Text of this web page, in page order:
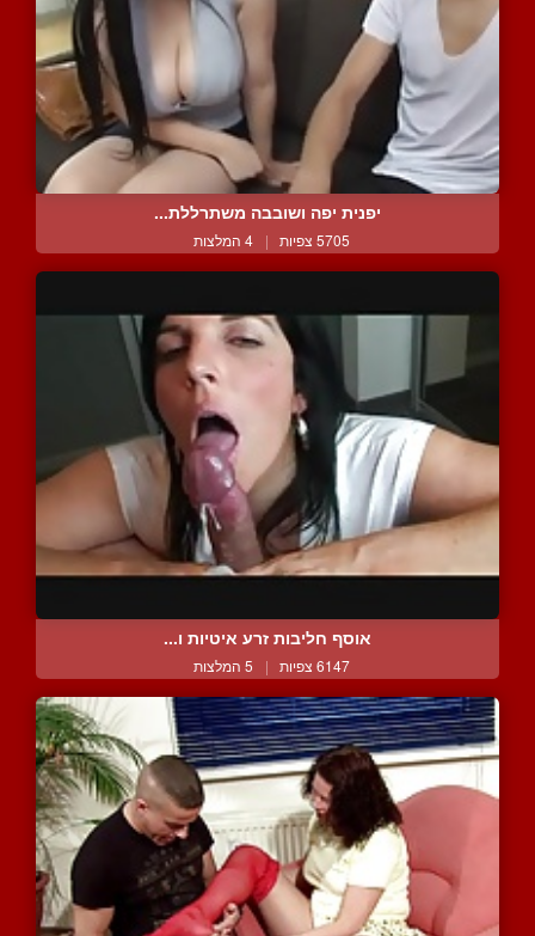
יפנית יפה ושובבה משתרללת...
5705 צפיות | 4 המלצות
אוסף חליבות זרע איטיות ו...
6147 צפיות | 5 המלצות